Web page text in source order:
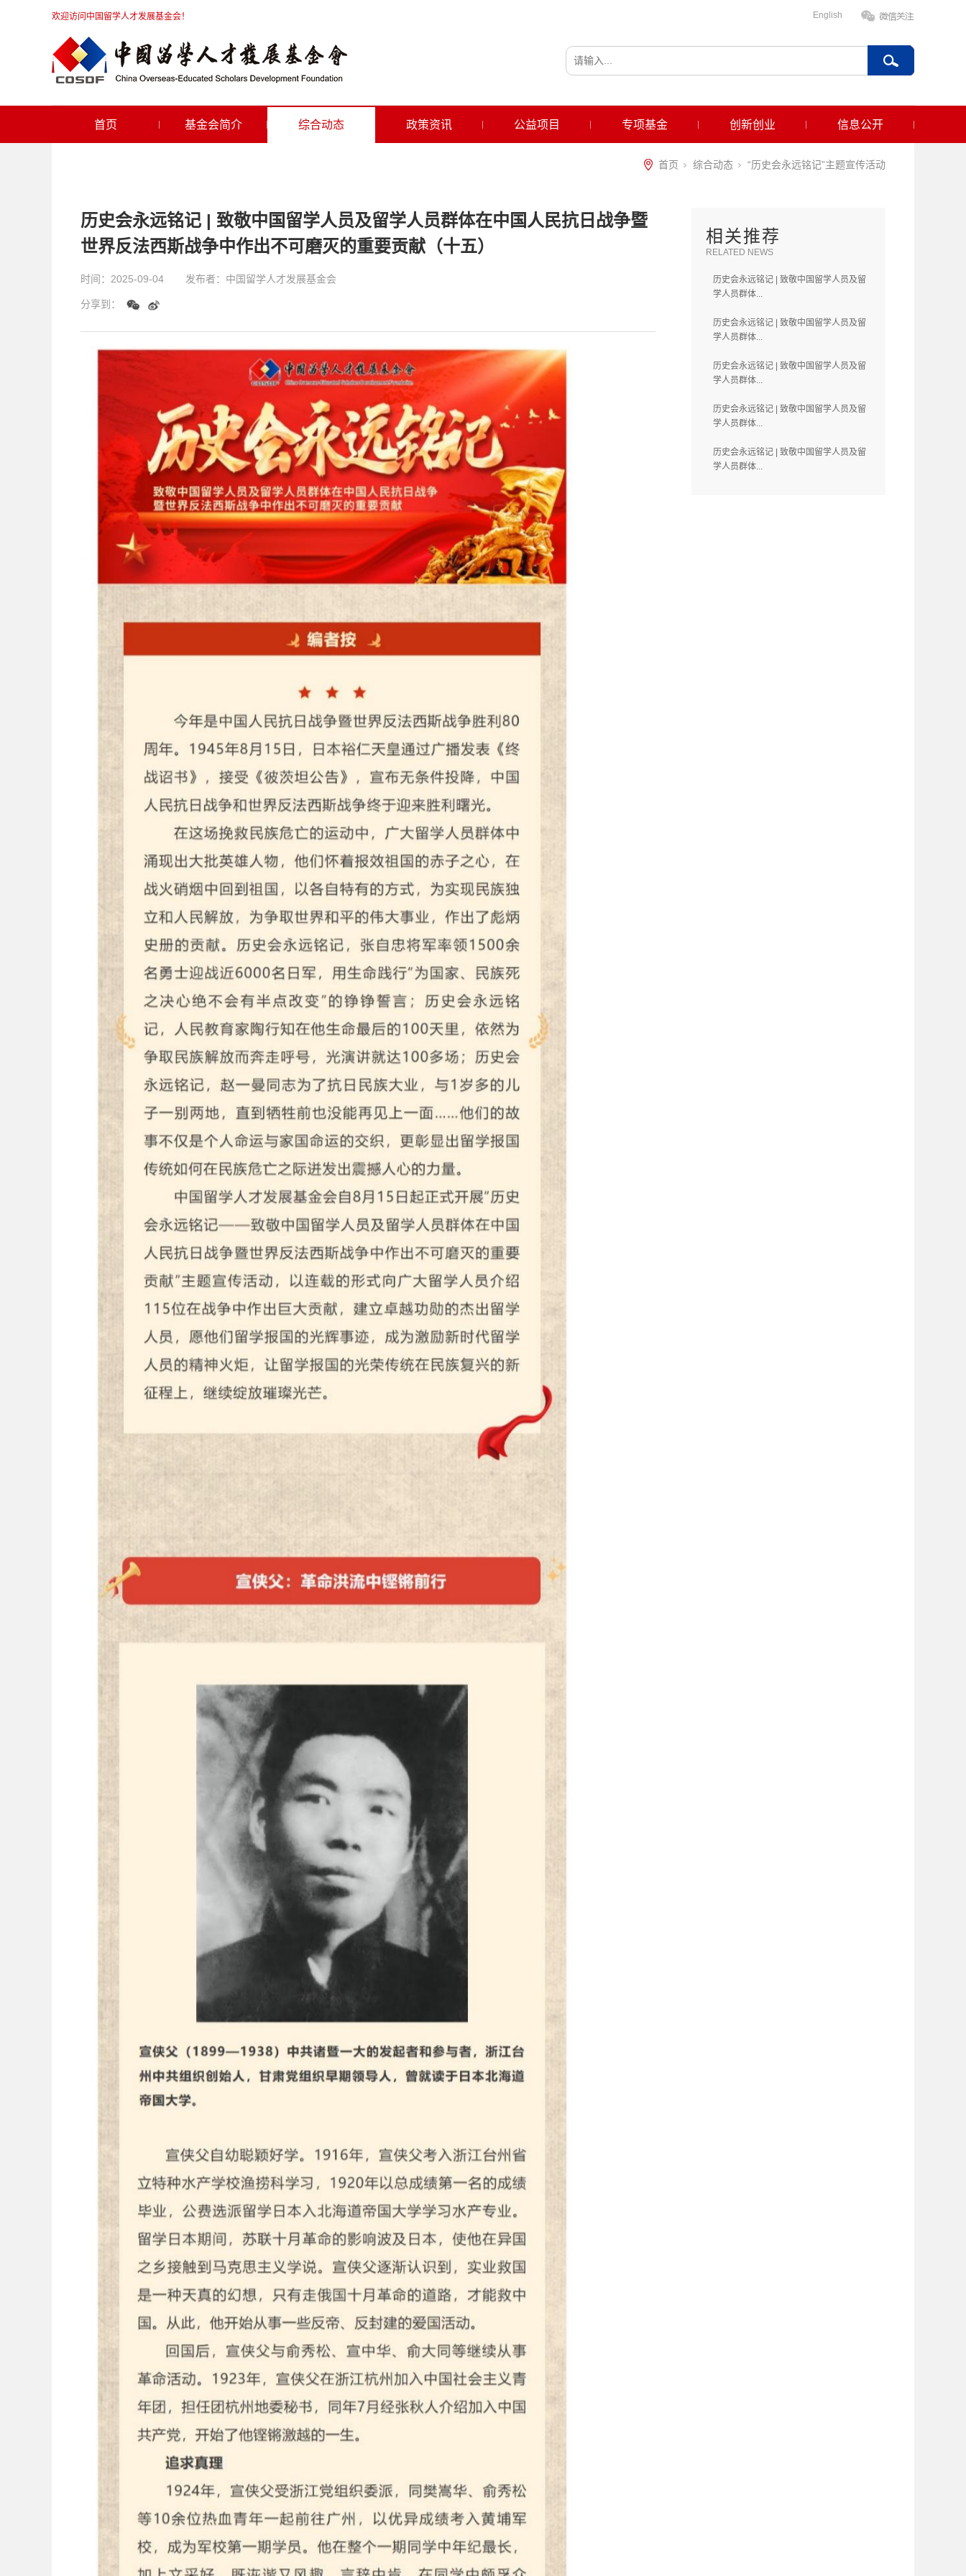
欢迎访问中国留学人才发展基金会！ English
首页 基金会简介 综合动态 政策资讯 公益项目 专项基金 创新创业 信息公开
首页 综合动态 “历史会永远铭记”主题宣传活动
历史会永远铭记 | 致敬中国留学人员及留学人员群体在中国人民抗日战争暨
世界反法西斯战争中作出不可磨灭的重要贡献（十五）
时间： 2025-09-04 发布者： 中国留学人才发展基金会
分享到：
相关推荐
RELATED NEWS
历史会永远铭记 | 致敬中国留学人员及留
学人员群体...
历史会永远铭记 | 致敬中国留学人员及留
学人员群体...
历史会永远铭记 | 致敬中国留学人员及留
学人员群体...
历史会永远铭记 | 致敬中国留学人员及留
学人员群体...
历史会永远铭记 | 致敬中国留学人员及留
学人员群体...